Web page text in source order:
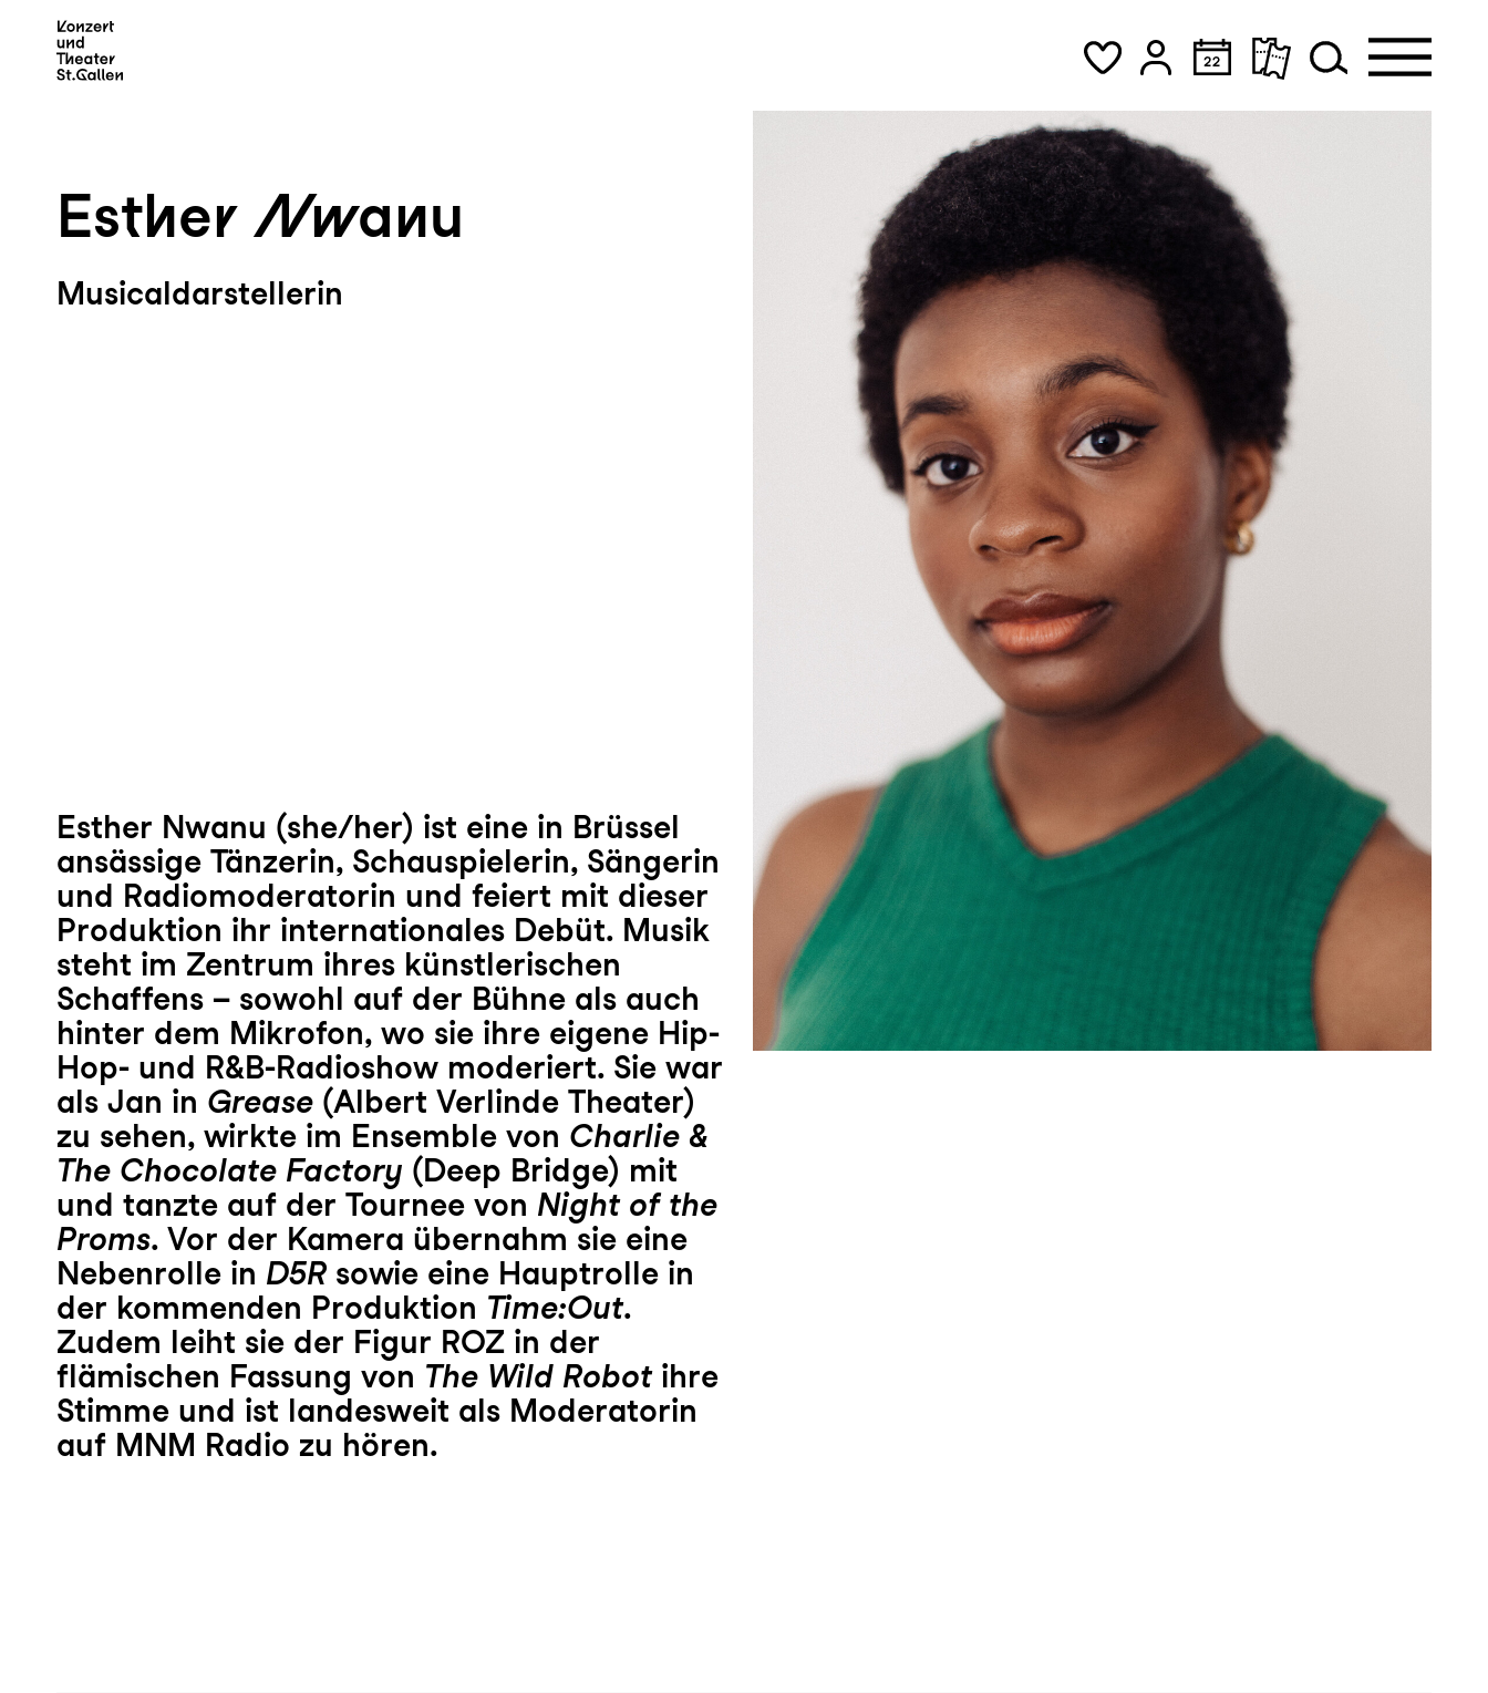
Esther Nwanu
Musicaldarstellerin
Esther Nwanu (she/her) ist eine in Brüssel
ansässige Tänzerin, Schauspielerin, Sängerin
und Radiomoderatorin und feiert mit dieser
Produktion ihr internationales Debüt. Musik
steht im Zentrum ihres künstlerischen
Schaffens – sowohl auf der Bühne als auch
hinter dem Mikrofon, wo sie ihre eigene Hip-
Hop- und R&B-Radioshow moderiert. Sie war
als Jan in Grease(Albert Verlinde Theater)
zu sehen, wirkte im Ensemble von Charlie &
The Chocolate Factory (Deep Bridge) mit
und tanzte auf der Tournee von Night of the
Proms. Vor der Kamera übernahm sie eine
Nebenrolle in D5Rsowie eine Hauptrolle in
der kommenden Produktion Time:Out.
Zudem leiht sie der Figur ROZ in der
flämischen Fassung von The Wild Robotihre
Stimme und ist landesweit als Moderatorin
auf MNM Radio zu hören.